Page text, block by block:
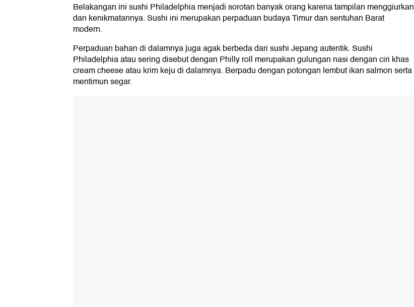
Belakangan ini sushi Philadelphia menjadi sorotan banyak orang karena tampilan menggiurkan
dan kenikmatannya. Sushi ini merupakan perpaduan budaya Timur dan sentuhan Barat
modern.
Perpaduan bahan di dalamnya juga agak berbeda dari sushi Jepang autentik. Sushi
Philadelphia atau sering disebut dengan Philly roll merupakan gulungan nasi dengan ciri khas
cream cheese atau krim keju di dalamnya. Berpadu dengan potongan lembut ikan salmon serta
mentimun segar.